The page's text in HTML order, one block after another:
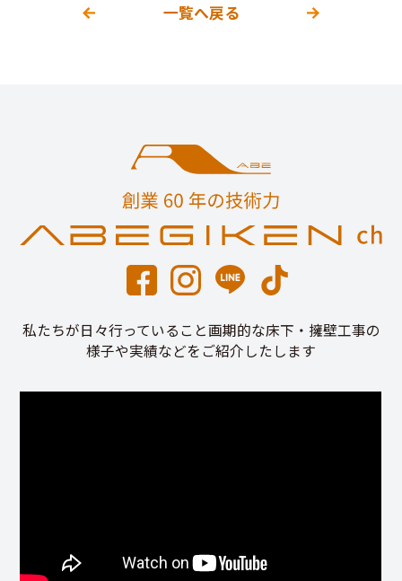
一覧へ戻る
私たちが日々行っていること画期的な床下・擁壁工事の
様子や実績などをご紹介したします